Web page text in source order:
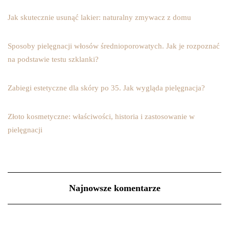
Jak skutecznie usunąć lakier: naturalny zmywacz z domu
Sposoby pielęgnacji włosów średnioporowatych. Jak je rozpoznać
na podstawie testu szklanki?
Zabiegi estetyczne dla skóry po 35. Jak wygląda pielęgnacja?
Złoto kosmetyczne: właściwości, historia i zastosowanie w
pielęgnacji
Najnowsze komentarze